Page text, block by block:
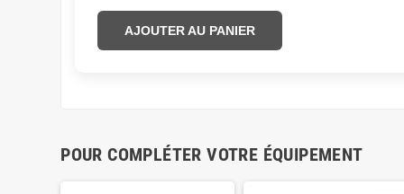
AJOUTER AU PANIER
POUR COMPLÉTER VOTRE ÉQUIPEMENT